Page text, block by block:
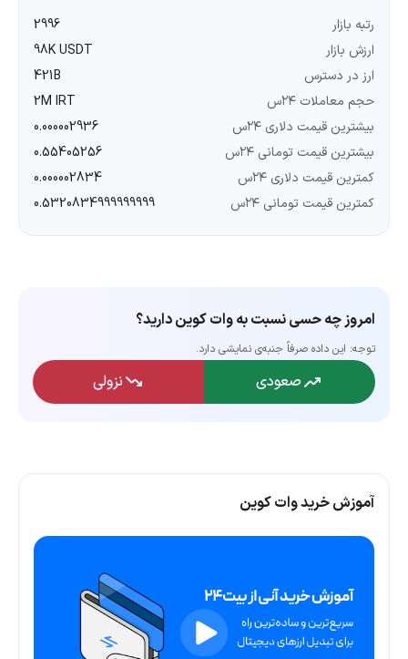
رتبه بازار
2996
ارزش بازار
98K USDT
ارز در دسترس
421B
حجم معاملات ۲۴س
2M IRT
بیشترین قیمت دلاری ۲۴س
0.000002936
بیشترین قیمت تومانی ۲۴س
0.55405256
کمترین قیمت دلاری ۲۴س
0.000002834
کمترین قیمت تومانی ۲۴س
0.5320834999999999
امروز چه حسی نسبت به وات کوین دارید؟
توجه: این داده‌ صرفاً جنبه‌ی نمایشی دارد.
صعودی نزولی
آموزش خرید وات کوین